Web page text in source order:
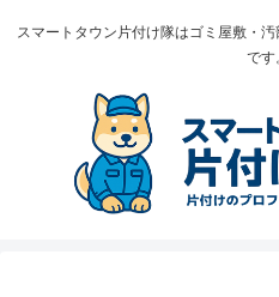
スマートタウン片付け隊はゴミ屋敷・
です